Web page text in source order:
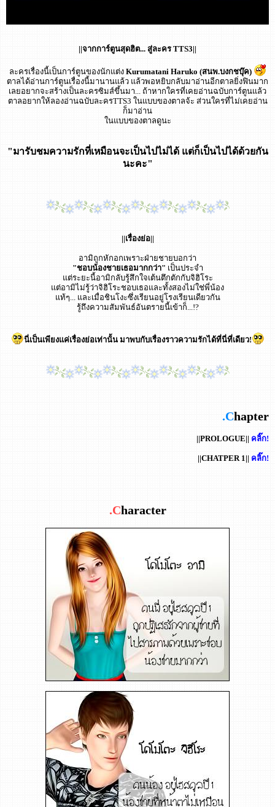
||จากการ์ตูนสุดฮิต... สู่ละคร TTS3||
ละครเรื่องนี้เป็นการ์ตูนของนักแต่ง Kurumatani Haruko (สนพ.บงกชบุ๊ค)
ตาลได้อ่านการ์ตูนเรื่องนี้มานานแล้ว แล้วพอหยิบกลับมาอ่านอีกตาลยิ่งฟินมาก
เลยอยากจะสร้างเป็นละครซิมส์ขึ้นมา... ถ้าหากใครที่เคยอ่านฉบับการ์ตูนแล้ว
ตาลอยากให้ลองอ่านฉบับละครTTS3 ในแบบของตาลจ้ะ ส่วนใครที่ไม่เคยอ่าน
ก็มาอ่าน
ในแบบของตาลดูนะ
"มารับชมความรักที่เหมือนจะเป็นไปไม่ได้ แต่ก็เป็นไปได้ด้วยกัน
นะคะ"
||เรื่องย่อ||
อามิถูกหักอกเพราะฝ่ายชายบอกว่า
"ชอบน้องชายเธอมากกว่า" เป็นประจำ
แต่ระยะนี้อามิกลับรู้สึกใจเต้นตึกตักกับจิฮิโระ
แต่อามิไม่รู้ว่าจิฮิโระชอบเธอและทั้งสองไม่ใช่พี่น้อง
แท้ๆ... และเมื่อชินโงะซึ่งเรียนอยู่โรงเรียนเดียวกัน
รู้ถึงความสัมพันธ์อันตรายนี้เข้าก็...!?
นี่เป็นเพียงแค่เรื่องย่อเท่านั้น มาพบกับเรื่องราวความรักได้ที่นี่ที่เดียว!
.Chapter
||PROLOGUE|| คลิ๊ก!
||CHATPER 1|| คลิ๊ก!
.Character